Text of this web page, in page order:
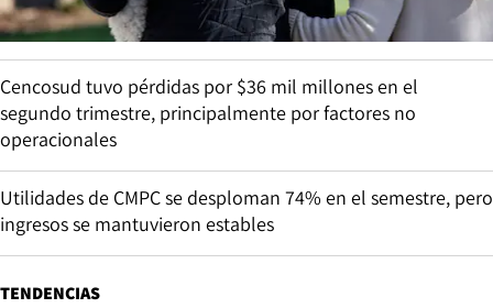
Cencosud tuvo pérdidas por $36 mil millones en el
segundo trimestre, principalmente por factores no
operacionales
Utilidades de CMPC se desploman 74% en el semestre, pero
ingresos se mantuvieron estables
TENDENCIAS